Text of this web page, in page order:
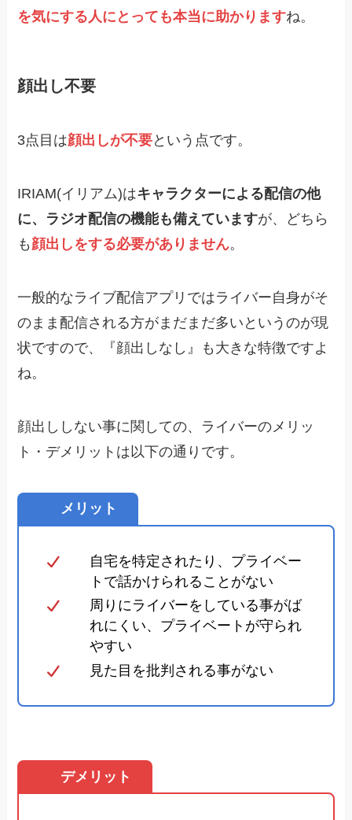
を気にする人にとっても本当に助かりますね。
顔出し不要
3点目は顔出しが不要という点です。
IRIAM(イリアム)はキャラクターによる配信の他
に、ラジオ配信の機能も備えていますが、どちら
も 顔出しをする必要がありません。
一般的なライブ配信アプリではライバー自身がそ
のまま配信される方がまだまだ多いというのが現
状ですので、『顔出しなし』も大きな特徴ですよ
ね。
顔出ししない事に関しての、ライバーのメリッ
ト・デメリットは以下の通りです。
メリット
自宅を特定されたり、プライベー
トで話かけられることがない
周りにライバーをしている事がば
れにくい、プライベートが守られ
やすい
見た目を批判される事がない
デメリット